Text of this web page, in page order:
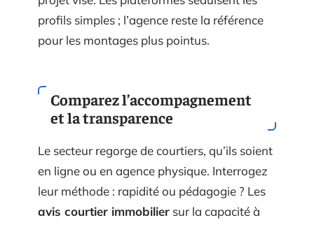
profils simples ; l’agence reste la référence
pour les montages plus pointus.
Comparez l’accompagnement
et la transparence
Le secteur regorge de courtiers, qu’ils soient
en ligne ou en agence physique. Interrogez
leur méthode : rapidité ou pédagogie ? Les
avis courtier immobilier sur la capacité à